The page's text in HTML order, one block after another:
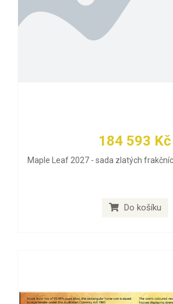
184 593 Kč
Maple Leaf 2027 - sada zlatých
Do košíku